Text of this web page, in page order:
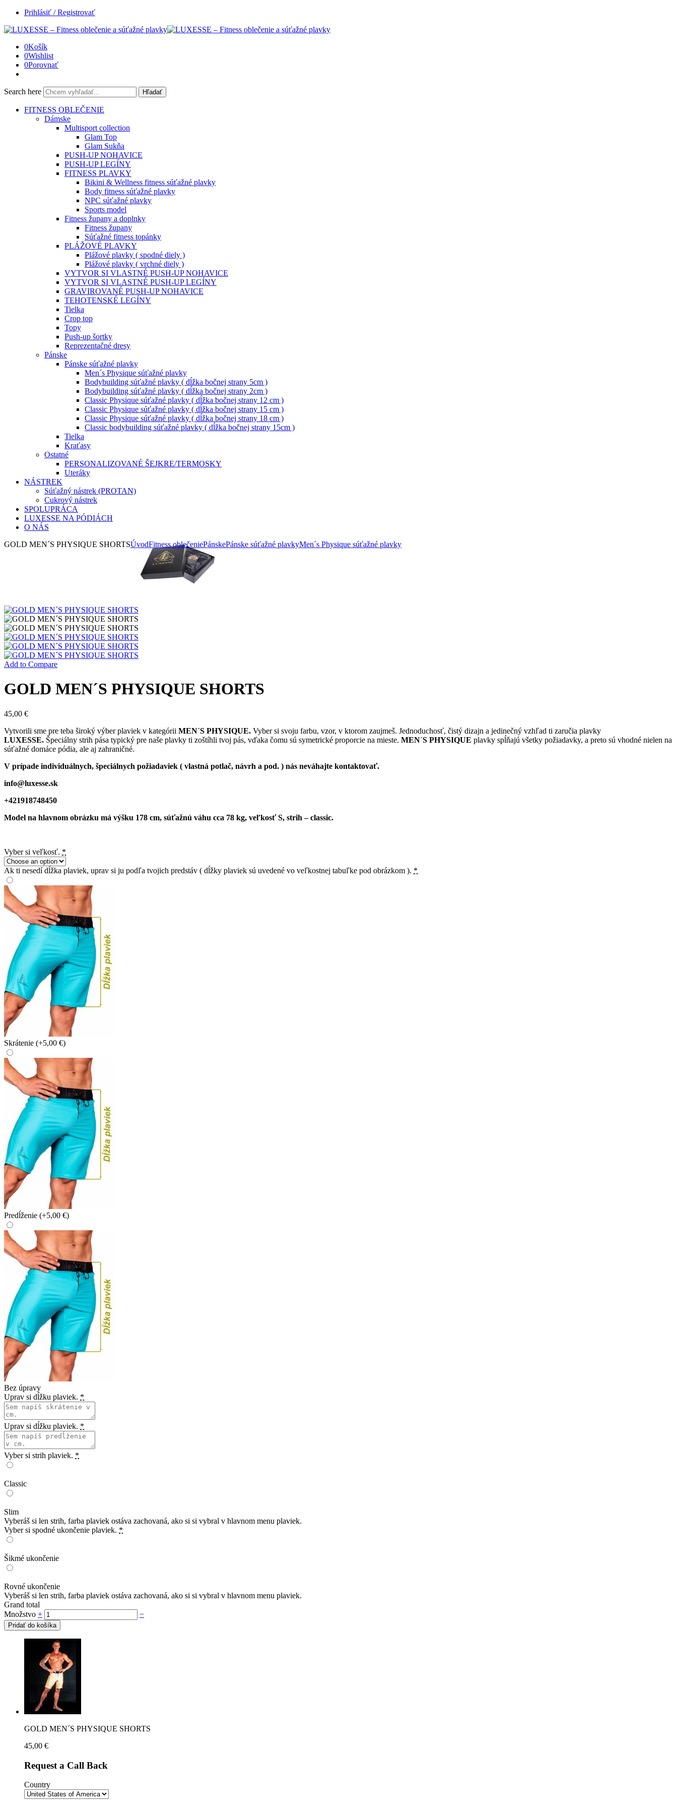
Prihlásiť / Registrovať
0Košík
0Wishlist
0Porovnať
Search here Hľadať
FITNESS OBLEČENIE
Dámske
Multisport collection
Glam Top
Glam Sukňa
PUSH-UP NOHAVICE
PUSH-UP LEGÍNY
FITNESS PLAVKY
Bikini & Wellness fitness súťažné plavky
Body fitness súťažné plavky
NPC súťažné plavky
Sports model
Fitness župany a doplnky
Fitness župany
Súťažné fitness topánky
PLÁŽOVÉ PLAVKY
Plážové plavky ( spodné diely )
Plážové plavky ( vrchné diely )
VYTVOR SI VLASTNÉ PUSH-UP NOHAVICE
VYTVOR SI VLASTNÉ PUSH-UP LEGÍNY
GRAVIROVANÉ PUSH-UP NOHAVICE
TEHOTENSKÉ LEGÍNY
Tielka
Crop top
Topy
Push-up šortky
Reprezentačné dresy
Pánske
Pánske súťažné plavky
Men´s Physique súťažné plavky
Bodybuilding súťažné plavky ( dĺžka bočnej strany 5cm )
Bodybuilding súťažné plavky ( dĺžka bočnej strany 2cm )
Classic Physique súťažné plavky ( dĺžka bočnej strany 12 cm )
Classic Physique súťažné plavky ( dĺžka bočnej strany 15 cm )
Classic Physique súťažné plavky ( dĺžka bočnej strany 18 cm )
Classic bodybuilding súťažné plavky ( dĺžka bočnej strany 15cm )
Tielka
Kraťasy
Ostatné
PERSONALIZOVANÉ ŠEJKRE/TERMOSKY
Uteráky
NÁSTREK
Súťažný nástrek (PROTAN)
Cukrový nástrek
SPOLUPRÁCA
LUXESSE NA PÓDIÁCH
O NÁS
GOLD MEN´S PHYSIQUE SHORTSÚvodFitness oblečeniePánskePánske súťažné plavkyMen´s Physique súťažné plavky
Add to Compare
GOLD MEN´S PHYSIQUE SHORTS
45,00 €
Vytvorili sme pre teba široký výber plaviek v kategórii MEN´S PHYSIQUE. Vyber si svoju farbu, vzor, v ktorom zaujmeš. Jednoduchosť, čistý dizajn a jedinečný vzhľad ti zaručia plavky
LUXESSE. Špeciálny strih pása typický pre naše plavky ti zoštíhli tvoj pás, vďaka čomu sú symetrické proporcie na mieste. MEN´S PHYSIQUE plavky spĺňajú všetky požiadavky, a preto sú vhodné nielen na
súťažné domáce pódia, ale aj zahraničné.
V prípade individuálnych, špeciálnych požiadaviek ( vlastná potlač, návrh a pod. ) nás neváhajte kontaktovať.
info@luxesse.sk
+421918748450
Model na hlavnom obrázku má výšku 178 cm, súťažnú váhu cca 78 kg, veľkosť S, strih – classic.
Vyber si veľkosť. *
Ak ti nesedí dĺžka plaviek, uprav si ju podľa tvojich predstáv ( dĺžky plaviek sú uvedené vo veľkostnej tabuľke pod obrázkom ). *
Skrátenie (+5,00 €)
Predĺženie (+5,00 €)
Bez úpravy
Uprav si dĺžku plaviek. *
Uprav si dĺžku plaviek. *
Vyber si strih plaviek. *
Classic
Slim
Vyberáš si len strih, farba plaviek ostáva zachovaná, ako si si vybral v hlavnom menu plaviek.
Vyber si spodné ukončenie plaviek. *
Šikmé ukončenie
Rovné ukončenie
Vyberáš si len strih, farba plaviek ostáva zachovaná, ako si si vybral v hlavnom menu plaviek.
Grand total
Množstvo + −
Pridať do košíka
GOLD MEN´S PHYSIQUE SHORTS
45,00 €
Request a Call Back
Country